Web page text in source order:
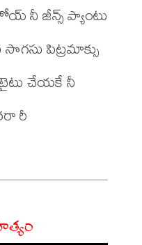
నీ జీన్స్ ప్యాంటు
పిట్రమాక్సు
టైటు చేయకే నీ
రీ